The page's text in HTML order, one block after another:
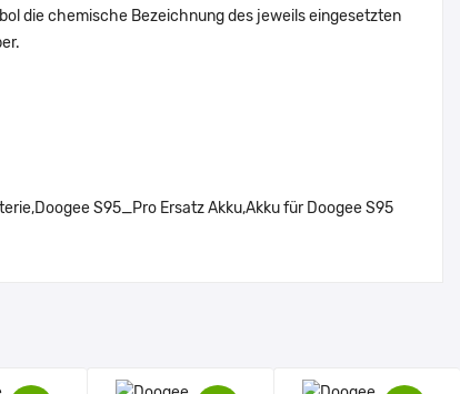
die chemische Bezeichnung des jeweils eingesetzten
S95_Pro Ersatz Akku,Akku für Doogee S95